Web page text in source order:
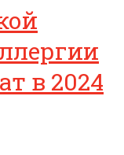
в 2024